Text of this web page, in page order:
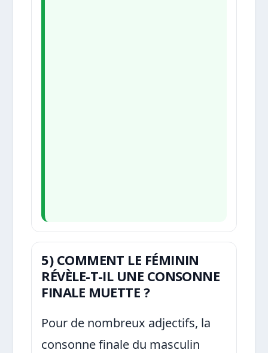
5) COMMENT LE FÉMININ
RÉVÈLE-T-IL UNE CONSONNE
FINALE MUETTE ?
Pour de nombreux adjectifs, la
consonne finale du masculin